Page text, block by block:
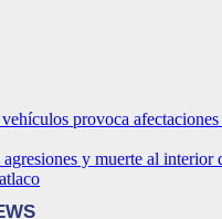
provoca
y muerte al interior